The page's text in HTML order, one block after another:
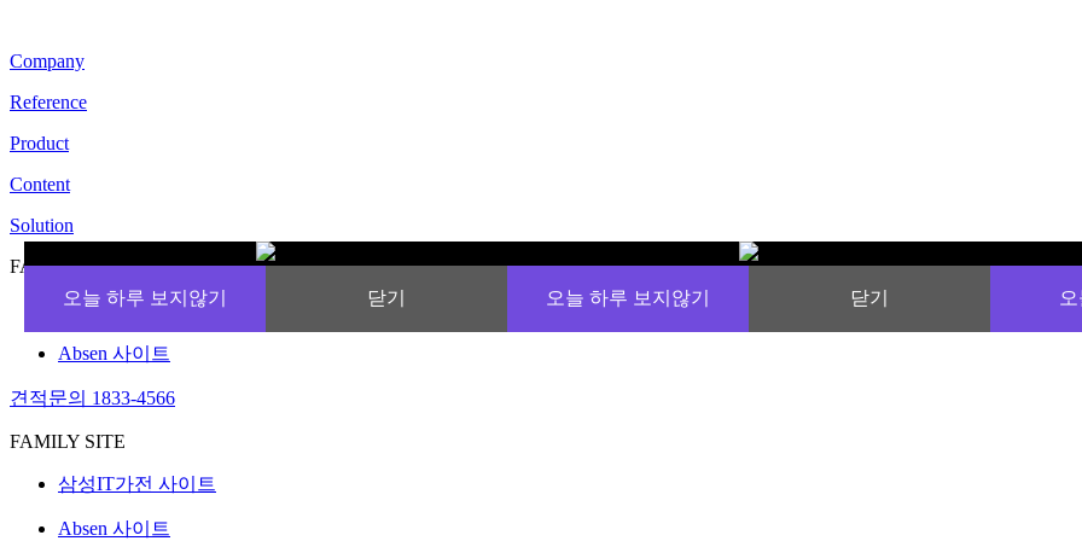
Company
Reference
Product
Content
Solution
FAMILY SITE
삼성IT가전 사이트
Absen 사이트
견적문의 1833-4566
FAMILY SITE
삼성IT가전 사이트
Absen 사이트
오늘 하루 보지않기 닫기 오늘 하루 보지않기 닫기